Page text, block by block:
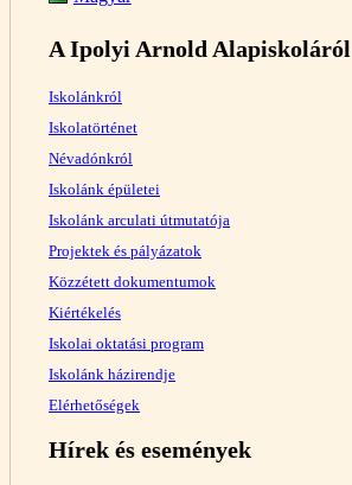
A Ipolyi Arnold Alapiskoláról
Iskolánkról
Iskolatörténet
Névadónkról
Iskolánk épületei
Iskolánk arculati útmutatója
Projektek és pályázatok
Közzétett dokumentumok
Kiértékelés
Iskolai oktatási program
Iskolánk házirendje
Elérhetőségek
Hírek és események